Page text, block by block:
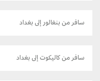
سافر من بنغالور إلى بغداد
سافر من كاليكوت إلى بغداد